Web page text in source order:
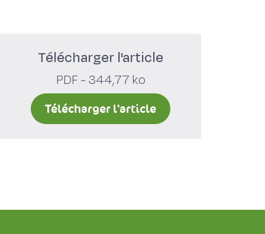
Télécharger l'article
PDF - 344,77 ko
Télécharger l'article